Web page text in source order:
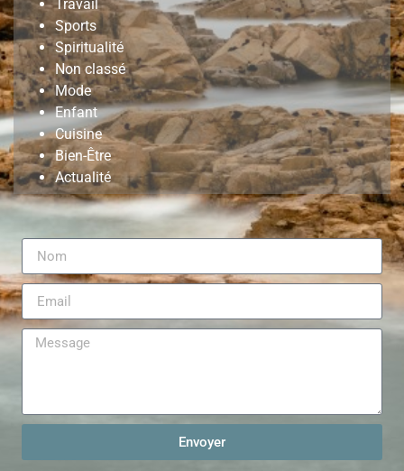
Travail
Sports
Spiritualité
Non classé
Mode
Enfant
Cuisine
Bien-Être
Actualité
Envoyer